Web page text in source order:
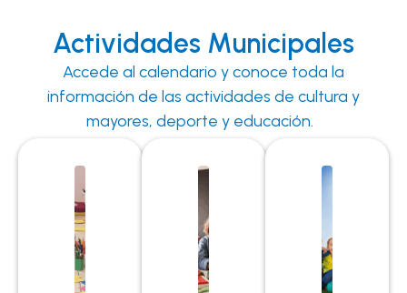
Actividades Municipales
Accede al calendario y conoce toda la
información de las actividades de cultura y
mayores, deporte y educación.